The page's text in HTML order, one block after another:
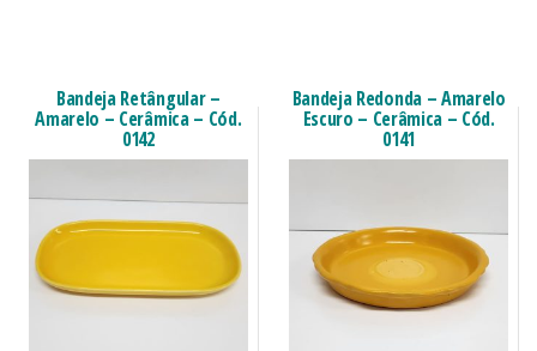
Bandeja Retângular –
Amarelo – Cerâmica – Cód.
0142
Bandeja Redonda – Amarelo
Escuro – Cerâmica – Cód.
0141